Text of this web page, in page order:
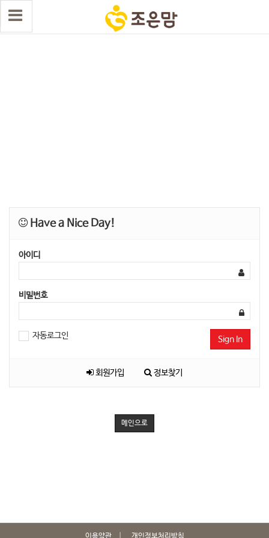
Have a Nice Day!
아이디
비밀번호
자동로그인 Sign In
회원가입 정보찾기
메인으로
이용약관 개인정보처리방침